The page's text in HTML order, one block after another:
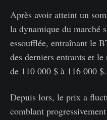
Après avoir atteint un
la dynamique du marché
essoufflée, entraînant le
des derniers entrants et
de 110 000 $ à 116 000 $.
Depuis lors, le prix a
comblant